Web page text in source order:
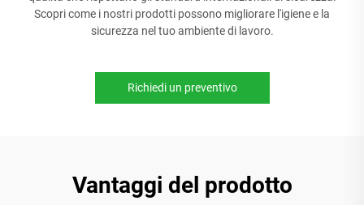
Scopri come i nostri prodotti possono migliorare l'igiene e la
sicurezza nel tuo ambiente di lavoro.
Richiedi un preventivo
Vantaggi del prodotto